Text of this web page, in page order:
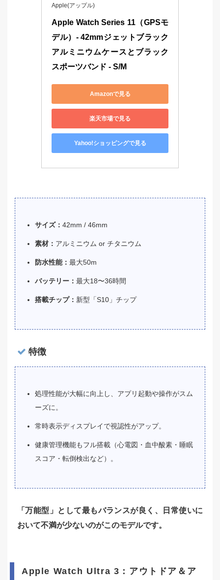
Apple(アップル)
Apple Watch Series 11（GPSモ
デル）- 42mmジェットブラック
アルミニウムケースとブラック
スポーツバンド - S/M
Amazonで見る
楽天市場で見る
Yahoo!ショッピングで見る
サイズ： 42mm / 46mm
素材： アルミニウム or チタニウム
防水性能： 最大50m
バッテリー： 最大18〜36時間
搭載チップ： 新型「S10」チップ
特徴
処理性能が大幅に向上し、アプリ起動や操作がスム
ーズに。
常時表示ディスプレイで視認性がアップ。
健康管理機能もフル搭載（心電図・血中酸素・睡眠
スコア・転倒検出など）。
「万能型」として最もバランスが良く、日常使いに
おいて不満が少ないのがこのモデルです。
Apple Watch Ultra 3：アウトドア＆ア